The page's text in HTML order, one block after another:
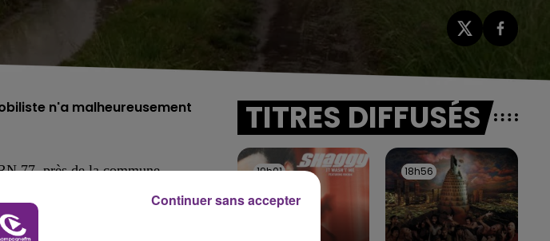
n'a malheureusement
77, près de la commune
TITRES DIFFUSÉS
19h01
19h01 18h56
18h56
Continuer sans accepter